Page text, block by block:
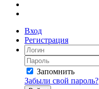
Вход
Регистрация
Запомнить
Забыли свой пароль?